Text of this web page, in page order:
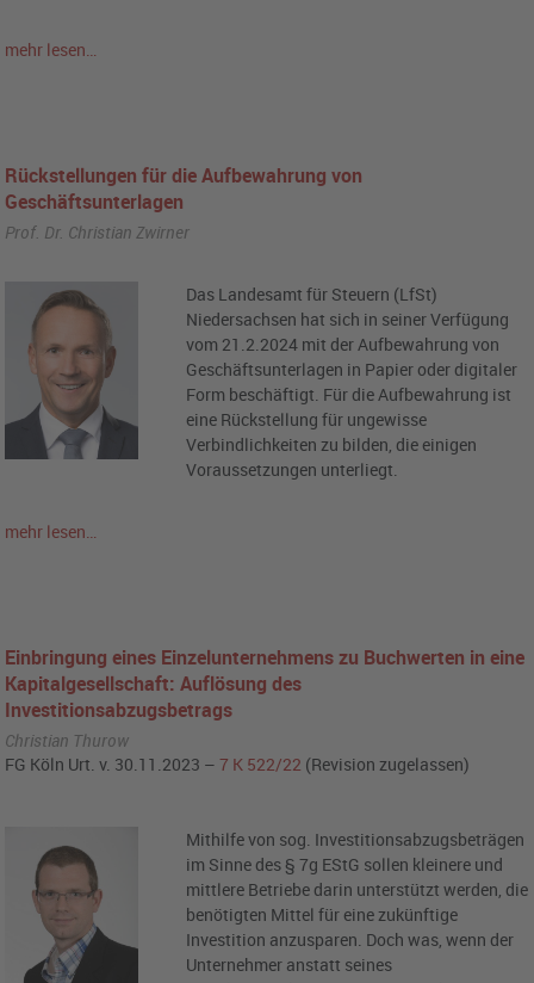
mehr lesen…
Rückstellungen für die Aufbewahrung von
Geschäftsunterlagen
Prof. Dr. Christian Zwirner
Das Landesamt für Steuern (LfSt)
Niedersachsen hat sich in seiner Verfügung
vom 21.2.2024 mit der Aufbewahrung von
Geschäftsunterlagen in Papier oder digitaler
Form beschäftigt. Für die Aufbewahrung ist
eine Rückstellung für ungewisse
Verbindlichkeiten zu bilden, die einigen
Voraussetzungen unterliegt.
mehr lesen…
Einbringung eines Einzelunternehmens zu Buchwerten in eine
Kapitalgesellschaft: Auflösung des
Investitionsabzugsbetrags
Christian Thurow
FG Köln Urt. v. 30.11.2023 –7 K 522/22 (Revision zugelassen)
Mithilfe von sog. Investitionsabzugsbeträgen
im Sinne des § 7g EStG sollen kleinere und
mittlere Betriebe darin unterstützt werden, die
benötigten Mittel für eine zukünftige
Investition anzusparen. Doch was, wenn der
Unternehmer anstatt seines